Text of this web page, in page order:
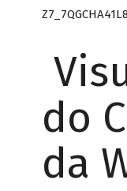
do
da